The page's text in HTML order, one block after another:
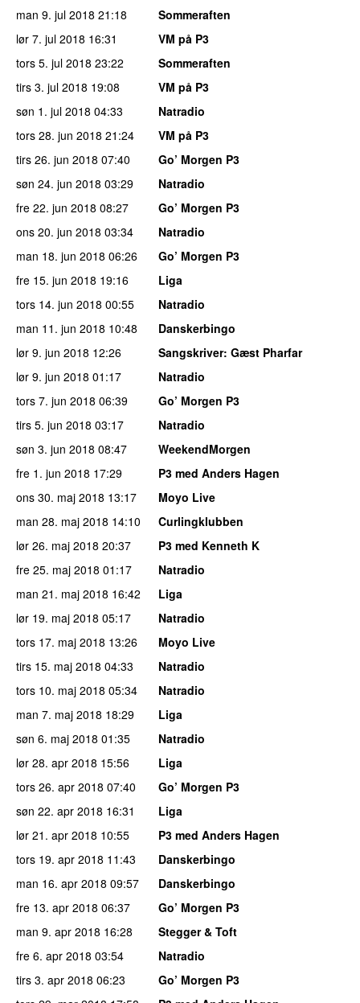
man 9. jul 2018 21:18
Sommeraften
lør 7. jul 2018 16:31
VM på P3
tors 5. jul 2018 23:22
Sommeraften
tirs 3. jul 2018 19:08
VM på P3
søn 1. jul 2018 04:33
Natradio
tors 28. jun 2018 21:24
VM på P3
tirs 26. jun 2018 07:40
Go’ Morgen P3
søn 24. jun 2018 03:29
Natradio
fre 22. jun 2018 08:27
Go’ Morgen P3
ons 20. jun 2018 03:34
Natradio
man 18. jun 2018 06:26
Go’ Morgen P3
fre 15. jun 2018 19:16
Liga
tors 14. jun 2018 00:55
Natradio
man 11. jun 2018 10:48
Danskerbingo
lør 9. jun 2018 12:26 Sangskriver: Gæst Pharfar
lør 9. jun 2018 01:17
Natradio
tors 7. jun 2018 06:39
Go’ Morgen P3
tirs 5. jun 2018 03:17
Natradio
søn 3. jun 2018 08:47
WeekendMorgen
fre 1. jun 2018 17:29
P3 med Anders Hagen
ons 30. maj 2018 13:17
Moyo Live
man 28. maj 2018 14:10
Curlingklubben
lør 26. maj 2018 20:37
P3 med Kenneth K
fre 25. maj 2018 01:17
Natradio
man 21. maj 2018 16:42
Liga
lør 19. maj 2018 05:17
Natradio
tors 17. maj 2018 13:26
Moyo Live
tirs 15. maj 2018 04:33
Natradio
tors 10. maj 2018 05:34
Natradio
man 7. maj 2018 18:29
Liga
søn 6. maj 2018 01:35
Natradio
lør 28. apr 2018 15:56
Liga
tors 26. apr 2018 07:40
Go’ Morgen P3
søn 22. apr 2018 16:31
Liga
lør 21. apr 2018 10:55
P3 med Anders Hagen
tors 19. apr 2018 11:43
Danskerbingo
man 16. apr 2018 09:57
Danskerbingo
fre 13. apr 2018 06:37
Go’ Morgen P3
man 9. apr 2018 16:28
Stegger & Toft
fre 6. apr 2018 03:54
Natradio
tirs 3. apr 2018 06:23
Go’ Morgen P3